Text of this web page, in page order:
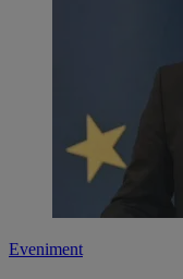
Eveniment